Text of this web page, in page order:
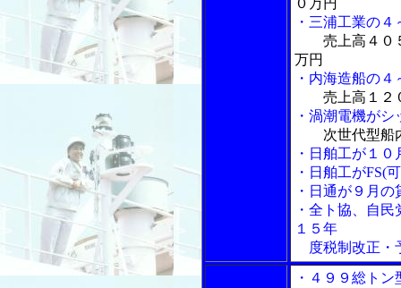
０万円
・三浦工業の
売上高４０
万円
・内海造船の
売上高１２
・渦潮電機が
次世代型船
・日舶工が１
・日舶工がFS(
・日通が９月
・全ト協、自
１５年
度税制改正・
・４９９総ト